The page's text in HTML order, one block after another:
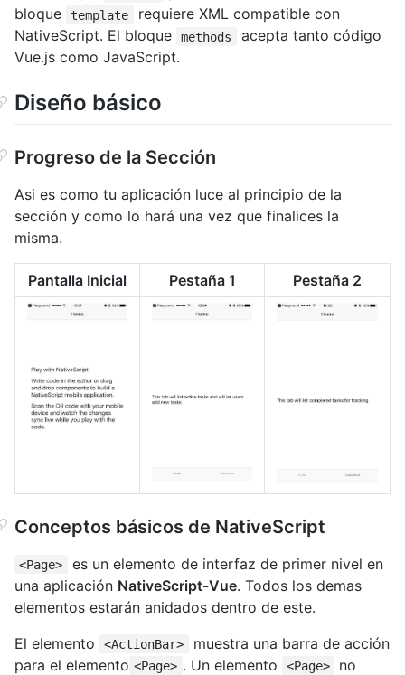
bloque
template
requiere XML compatible con
NativeScript. El bloque
methods
acepta tanto código
Vue.js como JavaScript.
Diseño básico
Progreso de la Sección
Asi es como tu aplicación luce al principio de la
sección y como lo hará una vez que finalices la
misma.
Pantalla Inicial Pestaña 1 Pestaña 2
Conceptos básicos de NativeScript
<Page>
es un elemento de interfaz de primer nivel en
una aplicación NativeScript-Vue. Todos los demas
elementos estarán anidados dentro de este.
El elemento
<ActionBar>
muestra una barra de acción
para el elemento <Page> . Un elemento <Page>
no